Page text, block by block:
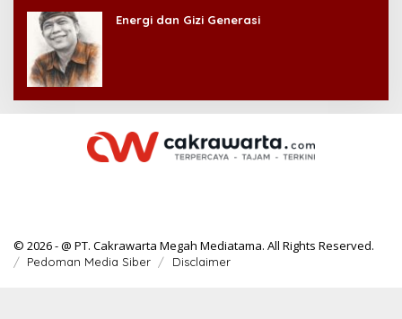
Energi dan Gizi Generasi
© 2026 - @ PT. Cakrawarta Megah Mediatama. All Rights Reserved.
Pedoman Media Siber Disclaimer